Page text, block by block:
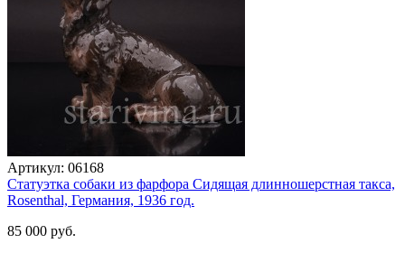
Артикул: 06168
Статуэтка собаки из фарфора Сидящая длинношерстная такса,
Rosenthal, Германия, 1936 год.
85 000 руб.